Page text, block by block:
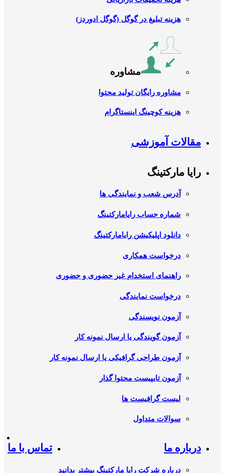
هزینه تبلیغ در گوگل (گوگل ادوردز)
مشاوره
مشاوره رایگان تولید محتوا
هزینه کوچینگ اینستاگرام
مقالات آموزشی
رایا مارکتینگ
آدرس شعب و نمایندگی ها
شماره حساب رایامارکتینگ
دانلود اپلیکیشن رایامارکتینگ
درخواست همکاری
راهنمای استخدام غیر حضوری و حضوری
درخواست نمایندگی
آزمون نویسندگی
آزمون گویندگی یا ارسال نمونه کار
آزمون طراحی گرافیکی یا ارسال نمونه کار
آزمون تایپیست محتوا گذار
لیست گرافیست ها
سوالات متداول
درباره ما
درباره شرکت رایا مارکتینگ بیشتر بدانید
تماس با ما